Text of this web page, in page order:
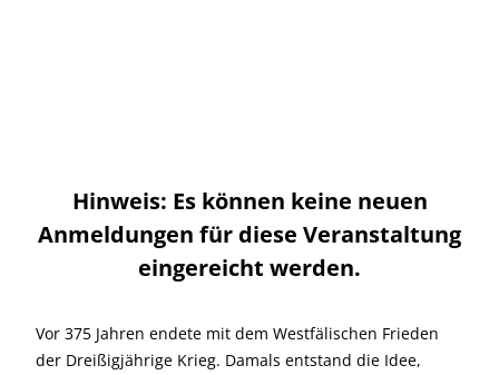
Hinweis: Es können keine neuen
Anmeldungen für diese Veranstaltung
eingereicht werden.
Vor 375 Jahren endete mit dem Westfälischen Frieden
der Dreißigjährige Krieg. Damals entstand die Idee,